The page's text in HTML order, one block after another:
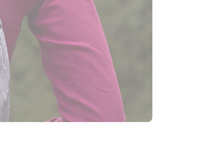
Workoplecaki
Wygodne i praktyczne